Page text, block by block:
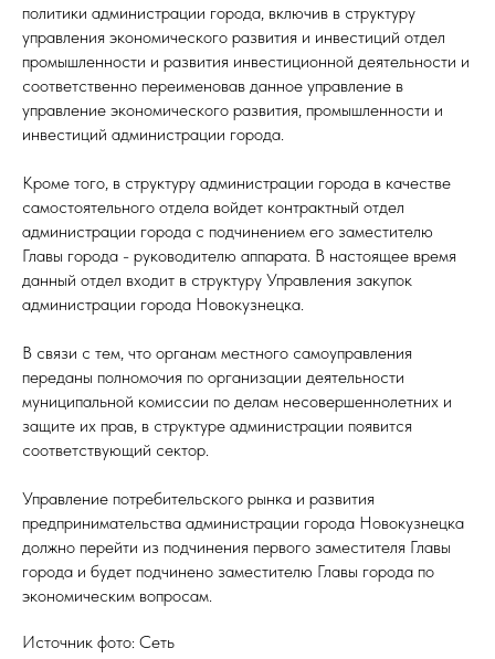
политики администрации города, включив в структуру
управления экономического развития и инвестиций отдел
промышленности и развития инвестиционной деятельности и
соответственно переименовав данное управление в
управление экономического развития, промышленности и
инвестиций администрации города.
Кроме того, в структуру администрации города в качестве
самостоятельного отдела войдет контрактный отдел
администрации города с подчинением его заместителю
Главы города - руководителю аппарата. В настоящее время
данный отдел входит в структуру Управления закупок
администрации города Новокузнецка.
В связи с тем, что органам местного самоуправления
переданы полномочия по организации деятельности
муниципальной комиссии по делам несовершеннолетних и
защите их прав, в структуре администрации появится
соответствующий сектор.
Управление потребительского рынка и развития
предпринимательства администрации города Новокузнецка
должно перейти из подчинения первого заместителя Главы
города и будет подчинено заместителю Главы города по
экономическим вопросам.
Источник фото: Сеть